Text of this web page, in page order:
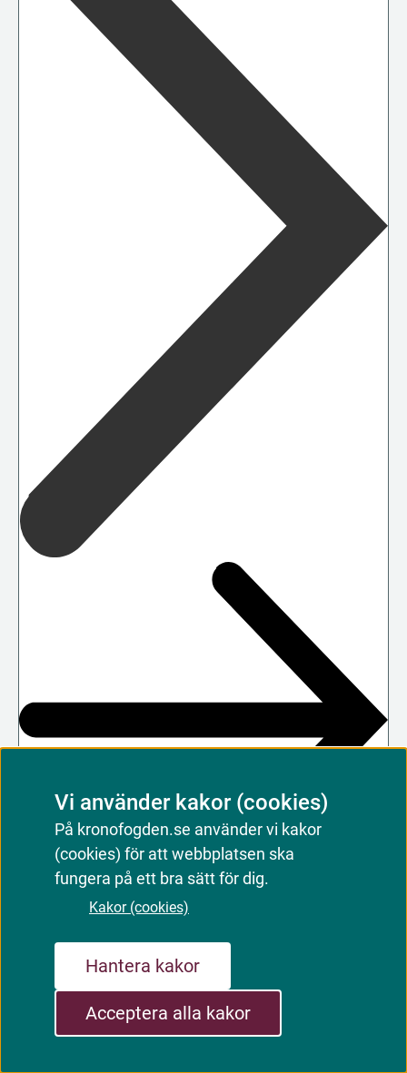
Sälja bostadsrätt med tvång
Har en ägare av en bostadsrätt inte betalat
sin avgift, kan föreningen begära vår hjälp
med att sälja bostaden.
Vi använder kakor (cookies)
På kronofogden.se använder vi kakor
(cookies) för att webbplatsen ska
fungera på ett bra sätt för dig.
Kakor (cookies)
Hantera kakor
Acceptera alla kakor